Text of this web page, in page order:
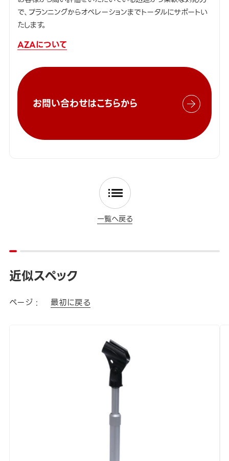
で、プランニングからオペレーションまでトータルにサポートい
たします。
AZAについて
お問い合わせはこちらから
一覧へ戻る
近似スペック
ページ : 最初に戻る